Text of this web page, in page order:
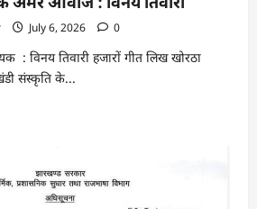
July 6, 2026 0
: विनय तिवारी हजारों गीत लिख खोरठा
संस्कृति के...